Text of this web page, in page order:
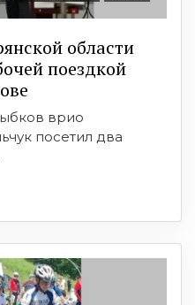
области
поездкой
врио
посетил два